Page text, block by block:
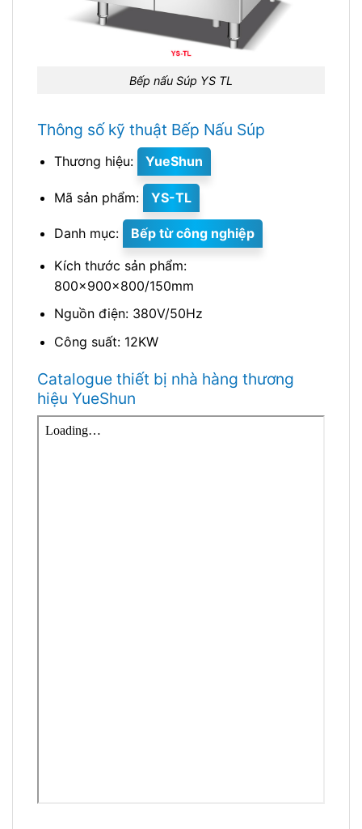
Bếp nấu Súp YS TL
Thông số kỹ thuật Bếp Nấu Súp
Thương hiệu: YueShun
Mã sản phẩm: YS-TL
Danh mục:
Bếp từ công nghiệp
Kích thước sản phẩm:
800x900x800/150mm
Nguồn điện: 380V/50Hz
Công suất: 12KW
Catalogue thiết bị nhà hàng thương
hiệu YueShun